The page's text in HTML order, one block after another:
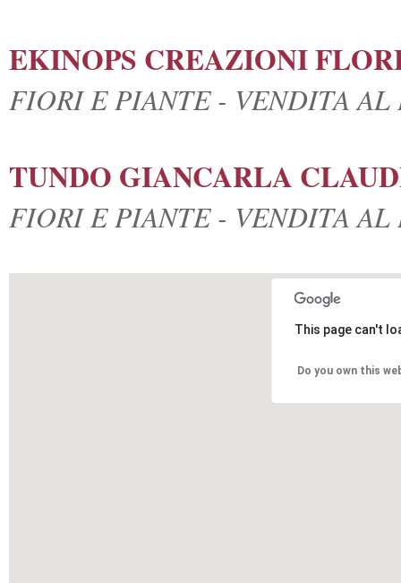
EKINOPS CREAZIONI
FIORI E PIANTE - VENDITA
TUNDO GIANCARLA
FIORI E PIANTE - VENDITA
This page can't
Do you own this